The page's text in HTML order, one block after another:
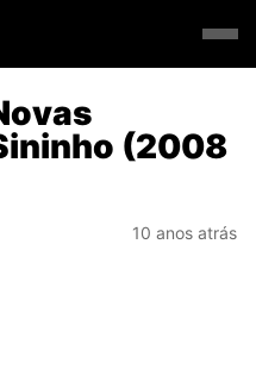
(2008
10 anos atrás